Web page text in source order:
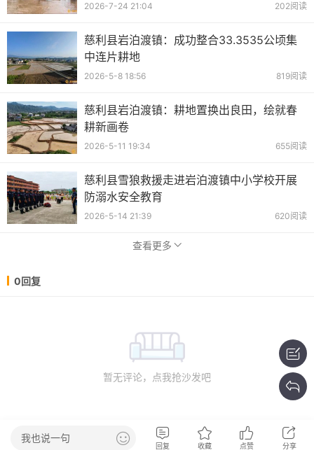
2026-7-24 21:04 202阅读
慈利县岩泊渡镇：成功整合33.3535公顷集
中连片耕地
2026-5-8 18:56 819阅读
慈利县岩泊渡镇：耕地置换出良田，绘就春
耕新画卷
2026-5-11 19:34 655阅读
慈利县雪狼救援走进岩泊渡镇中小学校开展
防溺水安全教育
2026-5-14 21:39 620阅读
查看更多
0回复
暂无评论，点我抢沙发吧
我也说一句
回复 收藏 点赞 分享